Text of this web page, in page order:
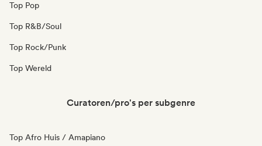
Top Pop
Top R&B/Soul
Top Rock/Punk
Top Wereld
Curatoren/pro's per subgenre
Top Afro Huis / Amapiano